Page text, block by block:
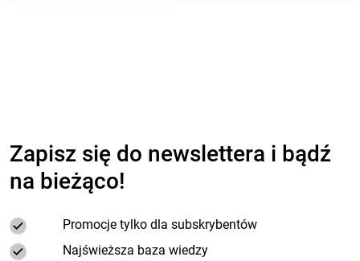
Zapisz się do newslettera i bądź
na bieżąco!
Promocje tylko dla subskrybentów
Najświeższa baza wiedzy